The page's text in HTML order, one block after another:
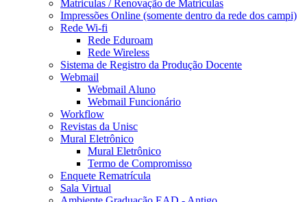
Matriculas / Renovação de Matriculas
Impressões Online (somente dentro da rede dos campi)
Rede Wi-fi
Rede Eduroam
Rede Wireless
Sistema de Registro da Produção Docente
Webmail
Webmail Aluno
Webmail Funcionário
Workflow
Revistas da Unisc
Mural Eletrônico
Mural Eletrônico
Termo de Compromisso
Enquete Rematrícula
Sala Virtual